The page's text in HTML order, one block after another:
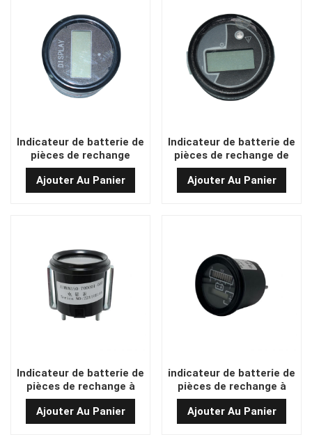
Indicateur de batterie de
pièces de rechange
Noblelift Forklift
921100100094
Ajouter Au Panier
Indicateur de batterie de
pièces de rechange de
chariot élévateur
921100100012/9000000760
Ajouter Au Panier
Indicateur de batterie de
pièces de rechange à
chariot de chariot
Ajouter Au Panier
indicateur de batterie de
pièces de rechange à
chariot de chariot
Ajouter Au Panier